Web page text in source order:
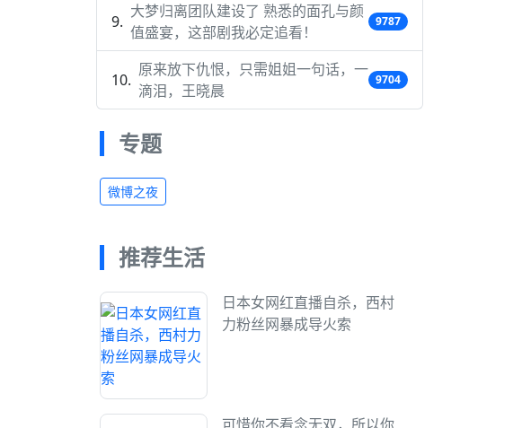
大梦归离团队建设了 熟悉的面孔与颜
值盛宴，这部剧我必定追看！
9787
原来放下仇恨，只需姐姐一句话，一
滴泪，王晓晨
9704
专题
微博之夜
推荐生活
日本女网红直播自杀，西村
力粉丝网暴成导火索